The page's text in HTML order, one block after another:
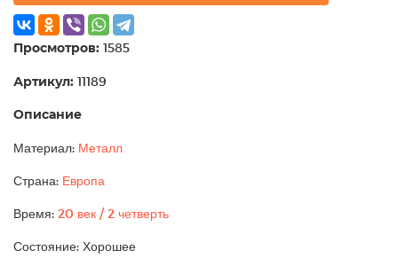
Просмотров: 1585
Артикул: 11189
Описание
Материал: Металл
Страна: Европа
Время: 20 век / 2 четверть
Состояние: Хорошее